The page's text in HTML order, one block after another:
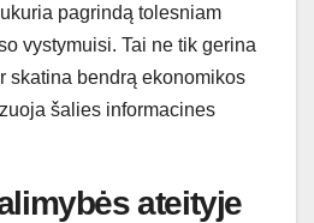
pagrindą tolesniam
vystymuisi. Tai ne tik gerina
skatina bendrą ekonomikos
šalies informacines
ateityje